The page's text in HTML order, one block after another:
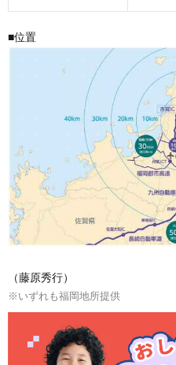
■位置
（藤原秀行）
※いずれも福岡地所提供